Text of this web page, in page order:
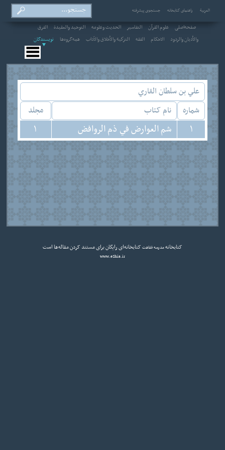
العربیة راهنمای کتابخانه جستجوی پیشرفته
صفحه‌اصلی علوم القرآن التفاسير الحديث وعلومه التوحيد والعقيدة
الفرق
والأديان والردود
الاحکام الفقه التزكية والأخلاق والآداب همه‌گروه‌ها نویسندگان
علي بن سلطان القاري
شماره
نام کتاب مجلد
1 شم العوارض في ذم الروافض 1
کتابخانهمدرسه فقاهت کتابخانه‌ای رایگان برای مستند کردن مقاله‌ها است
www.eShia.ir